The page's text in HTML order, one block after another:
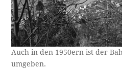
Auch in den 1950ern ist der
umgeben.